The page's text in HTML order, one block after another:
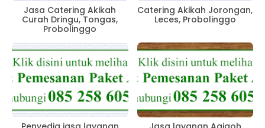
Jasa Catering Akikah
Curah Dringu, Tongas,
Probolinggo
Catering Akikah Jorongan,
Leces, Probolinggo